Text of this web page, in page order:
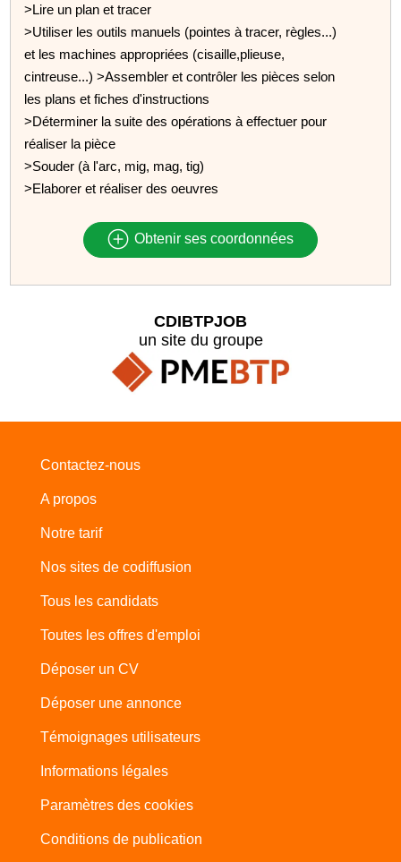
>Lire un plan et tracer
>Utiliser les outils manuels (pointes à tracer, règles...)
et les machines appropriées (cisaille,plieuse,
cintreuse...) >Assembler et contrôler les pièces selon
les plans et fiches d'instructions
>Déterminer la suite des opérations à effectuer pour
réaliser la pièce
>Souder (à l'arc, mig, mag, tig)
>Elaborer et réaliser des oeuvres
Obtenir ses coordonnées
CDIBTPJOB
un site du groupe
Contactez-nous
A propos
Notre tarif
Nos sites de codiffusion
Tous les candidats
Toutes les offres d'emploi
Déposer un CV
Déposer une annonce
Témoignages utilisateurs
Informations légales
Paramètres des cookies
Conditions de publication